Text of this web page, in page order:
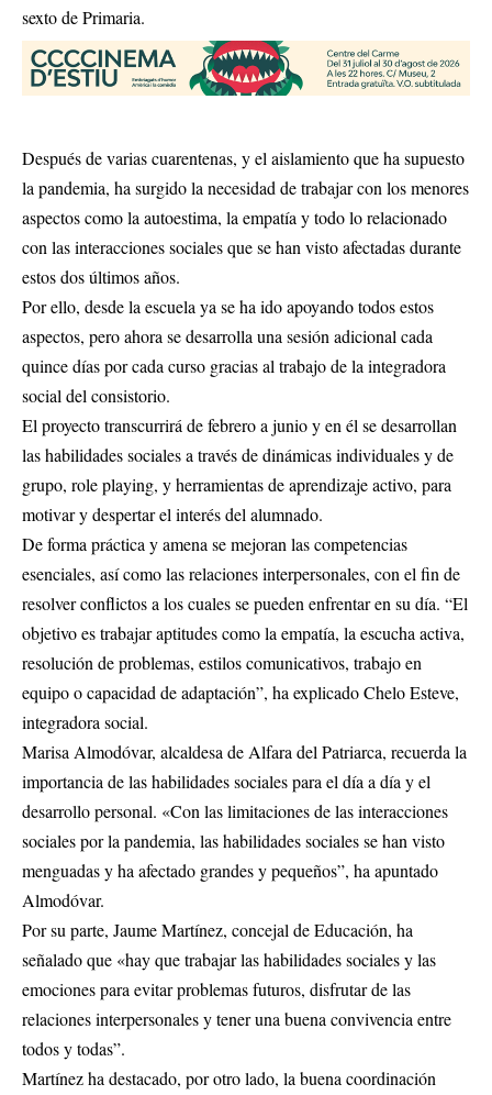
sexto de Primaria.
Después de varias cuarentenas, y el aislamiento que ha supuesto
la pandemia, ha surgido la necesidad de trabajar con los menores
aspectos como la autoestima, la empatía y todo lo relacionado
con las interacciones sociales que se han visto afectadas durante
estos dos últimos años.
Por ello, desde la escuela ya se ha ido apoyando todos estos
aspectos, pero ahora se desarrolla una sesión adicional cada
quince días por cada curso gracias al trabajo de la integradora
social del consistorio.
El proyecto transcurrirá de febrero a junio y en él se desarrollan
las habilidades sociales a través de dinámicas individuales y de
grupo, role playing, y herramientas de aprendizaje activo, para
motivar y despertar el interés del alumnado.
De forma práctica y amena se mejoran las competencias
esenciales, así como las relaciones interpersonales, con el fin de
resolver conflictos a los cuales se pueden enfrentar en su día. “El
objetivo es trabajar aptitudes como la empatía, la escucha activa,
resolución de problemas, estilos comunicativos, trabajo en
equipo o capacidad de adaptación”, ha explicado Chelo Esteve,
integradora social.
Marisa Almodóvar, alcaldesa de Alfara del Patriarca, recuerda la
importancia de las habilidades sociales para el día a día y el
desarrollo personal. «Con las limitaciones de las interacciones
sociales por la pandemia, las habilidades sociales se han visto
menguadas y ha afectado grandes y pequeños”, ha apuntado
Almodóvar.
Por su parte, Jaume Martínez, concejal de Educación, ha
señalado que «hay que trabajar las habilidades sociales y las
emociones para evitar problemas futuros, disfrutar de las
relaciones interpersonales y tener una buena convivencia entre
todos y todas”.
Martínez ha destacado, por otro lado, la buena coordinación